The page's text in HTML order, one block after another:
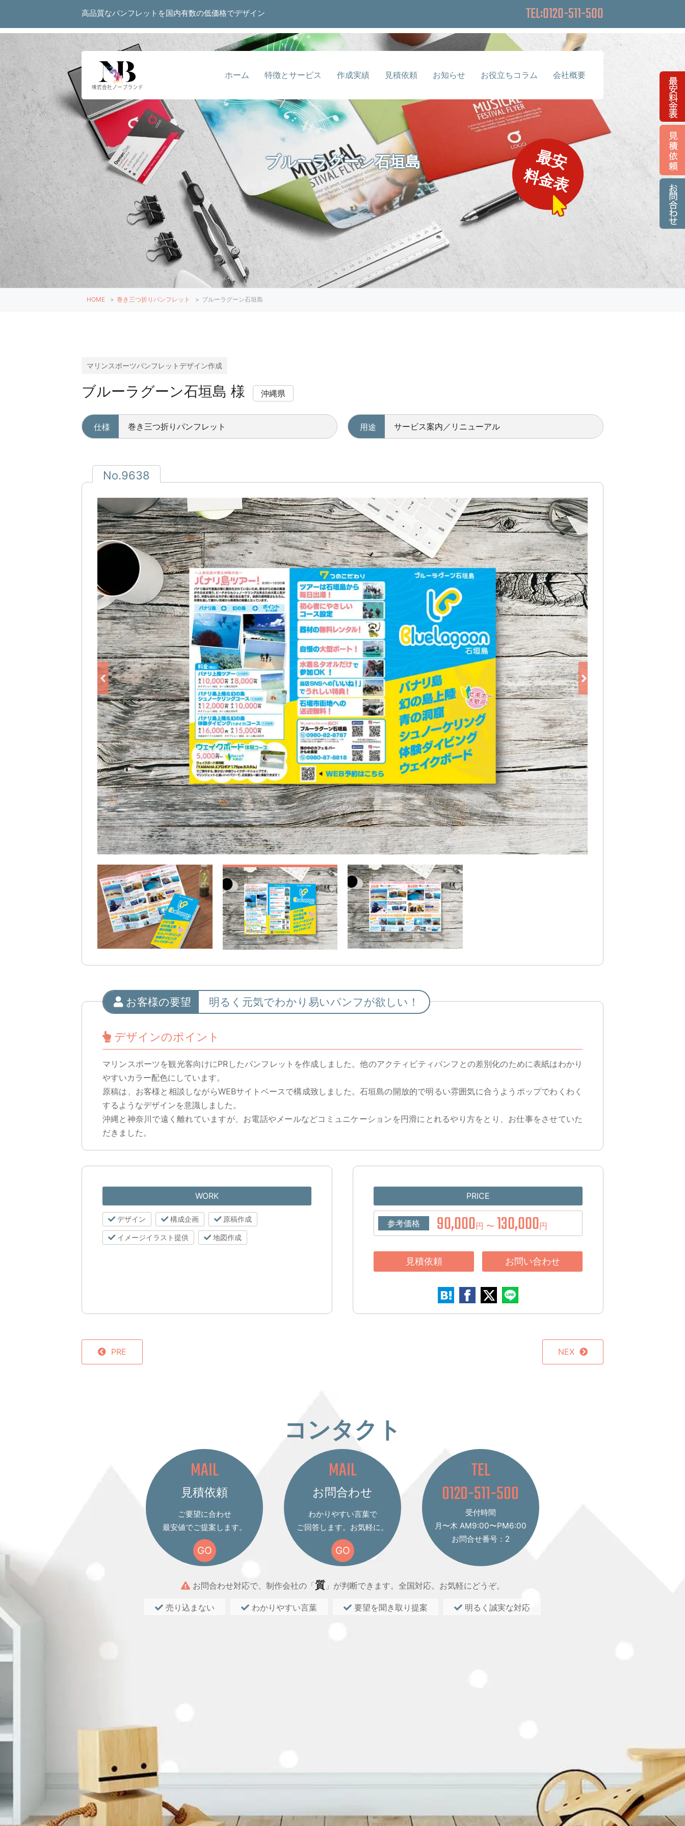
高品質なパンフレットを国内有数の低価格でデザイン TEL:0120-511-500
ホーム 特徴とサービス 作成実績 見積依頼 お知らせ お役立ちコラム 会社概要
ブルーラグーン石垣島 最安
料金表
HOME > 巻き三つ折りパンフレット > ブルーラグーン石垣島
マリンスポーツパンフレットデザイン作成
ブルーラグーン石垣島 様 沖縄県
仕様 巻き三つ折りパンフレット 用途 サービス案内／リニューアル
No.9638
お客様の要望 明るく元気でわかり易いパンフが欲しい！
デザインのポイント
マリンスポーツを観光客向けにPRしたパンフレットを作成しました。他のアクティビティパンフとの差別化のために表紙はわかり
やすいカラー配色にしています。
原稿は、お客様と相談しながらWEBサイトベースで構成致しました。石垣島の開放的で明るい雰囲気に合うようポップでわくわく
するようなデザインを意識しました。
沖縄と神奈川で遠く離れていますが、お電話やメールなどコミュニケーションを円滑にとれるやり方をとり、お仕事をさせていた
だきました。
WORK
デザイン 構成企画 原稿作成
イメージイラスト提供 地図作成
PRICE
参考価格 90,000円 〜 130,000円
見積依頼 お問い合わせ
PRE NEX
コンタクト
MAIL
見積依頼
ご要望に合わせ
最安値でご提案します。
GO
MAIL
お問合わせ
わかりやすい言葉で
ご回答します。お気軽に。
GO
TEL
0120-511-500
受付時間
月〜木 AM9:00〜PM6:00
お問合せ番号：2
お問合わせ対応で、制作会社の「質」が判断できます。全国対応。お気軽にどうぞ。
売り込まない わかりやすい言葉 要望を聞き取り提案 明るく誠実な対応